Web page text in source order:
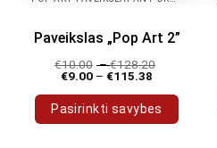
Paveikslas „Pop Art 2”
€10.00 –€128.20
€9.00 – €115.38
Pasirinkti savybes